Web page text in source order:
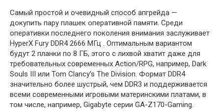
Самый простой и очевидный способ апгрейда —
докупить пару плашек оперативной памяти. Среди
оперативки последнего поколения внимания заслуживает
HyperX Fury DDR4 2666 МГц . Оптимальным вариантом
будут 2 планки по 8 ГБ, этого с лихвой хватит даже для
требовательных современных Action/RPG, например, Dark
Souls III или Tom Clancy’s The Division. Формат DDR4
значительно более шустрый, чем DDR3 и поддерживается
всеми современными игровыми материнскими платами, в
том числе, например, Gigabyte серии GA-Z170-Gaming.